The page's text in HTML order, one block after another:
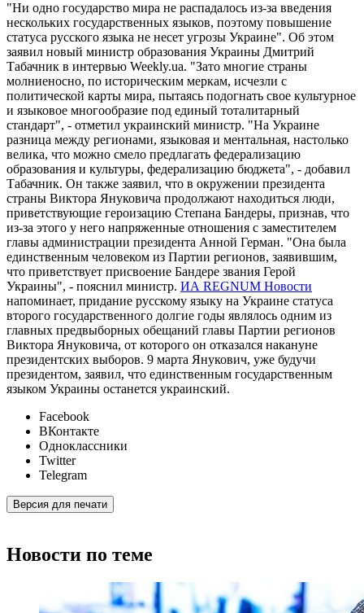
"Ни одно государство мира не распадалось из-за введения
нескольких государственных языков, поэтому повышение
статуса русского языка не несет угрозы Украине". Об этом
заявил новый министр образования Украины Дмитрий
Табачник в интервью Weekly.ua. "Зато многие страны
молниеносно, по историческим меркам, исчезли с
политической карты мира, пытаясь подогнать свое культурное
и языковое многообразие под единый тоталитарный
стандарт", - отметил украинский министр. "На Украине
разница между регионами, языковая и ментальная, настолько
велика, что можно смело предлагать федерализацию
образования и культуры, федерализацию бюджета", - добавил
Табачник. Он также заявил, что в окружении президента
страны Виктора Януковича продолжают находиться люди,
приветствующие героизацию Степана Бандеры, признав, что
из-за этого у него напряженные отношения с заместителем
главы администрации президента Анной Герман. "Она была
единственным человеком из Партии регионов, заявившим,
что приветствует присвоение Бандере звания Герой
Украины", - пояснил министр. ИА REGNUM Новости
напоминает, придание русскому языку на Украине статуса
второго государственного долгие годы являлось одним из
главных предвыборных обещаний главы Партии регионов
Виктора Януковича, от которого он отказался накануне
президентских выборов. 9 марта Янукович, уже будучи
президентом, заявил, что единственным государственным
языком Украины останется украинский.
Facebook
ВКонтакте
Одноклассники
Twitter
Telegram
Версия для печати
Новости по теме